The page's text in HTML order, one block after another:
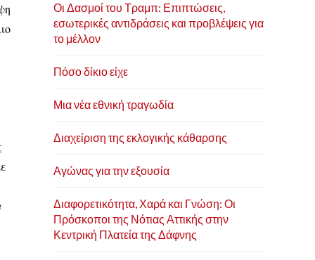
Οι Δασμοί του Τραμπ: Επιπτώσεις,
εσωτερικές αντιδράσεις και προβλέψεις για
το μέλλον
Πόσο δίκιο είχε
Μια νέα εθνική τραγωδία
Διαχείριση της εκλογικής κάθαρσης
Αγώνας για την εξουσία
Διαφορετικότητα, Χαρά και Γνώση: Οι
Πρόσκοποι της Νότιας Αττικής στην
Κεντρική Πλατεία της Δάφνης